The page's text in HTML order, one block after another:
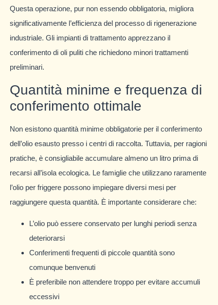
Questa operazione, pur non essendo obbligatoria, migliora
significativamente l’efficienza del processo di rigenerazione
industriale. Gli impianti di trattamento apprezzano il
conferimento di oli puliti che richiedono minori trattamenti
preliminari.
Quantità minime e frequenza di
conferimento ottimale
Non esistono quantità minime obbligatorie per il conferimento
dell’olio esausto presso i centri di raccolta. Tuttavia, per ragioni
pratiche, è consigliabile accumulare almeno un litro prima di
recarsi all’isola ecologica. Le famiglie che utilizzano raramente
l’olio per friggere possono impiegare diversi mesi per
raggiungere questa quantità. È importante considerare che:
L’olio può essere conservato per lunghi periodi senza
deteriorarsi
Conferimenti frequenti di piccole quantità sono
comunque benvenuti
È preferibile non attendere troppo per evitare accumuli
eccessivi